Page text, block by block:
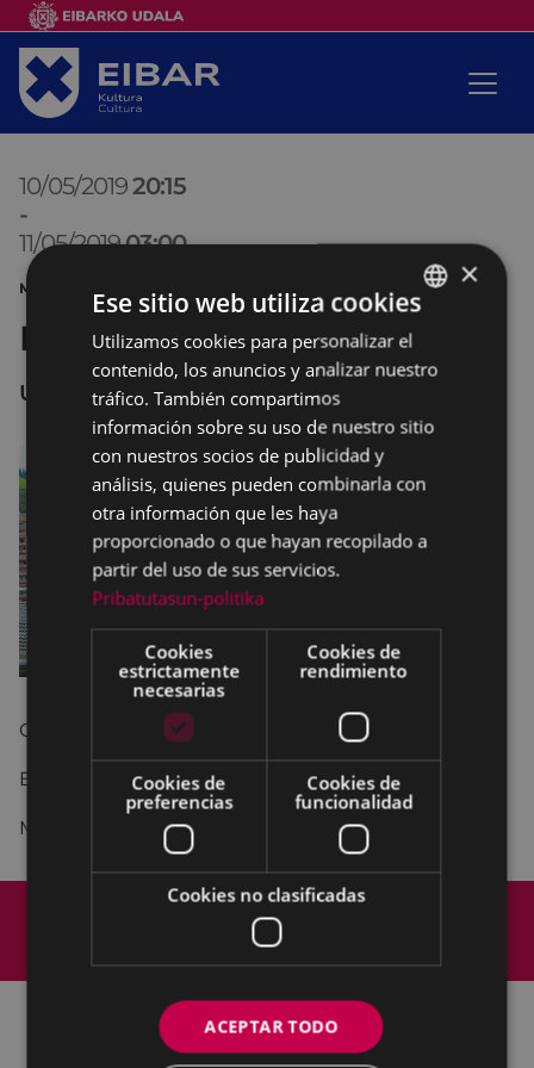
10/05/201920:15
-
11/05/201903:00
MÚSICA 54 FIESTA VASCA
Festival de la fiesta vasca
UNTZAGA
CLOVERWIND 20:15 – 21:45
EGURRA ETA KITTO 23:00 - 00:30
MUGI PANDEROA 01:00 - 03:00
Mapa del Sitio
Aviso legal
Política de cookies
Accesibilidad
BASQUE
SPANISH
×
Ese sitio web utiliza cookies
Utilizamos cookies para personalizar el
contenido, los anuncios y analizar nuestro
tráfico. También compartimos
información sobre su uso de nuestro sitio
con nuestros socios de publicidad y
análisis, quienes pueden combinarla con
otra información que les haya
proporcionado o que hayan recopilado a
partir del uso de sus servicios.
Pribatutasun-politika
Cookies
estrictamente
necesarias
Cookies de
rendimiento
Cookies de
preferencias
Cookies de
funcionalidad
Cookies no clasificadas
ACEPTAR TODO